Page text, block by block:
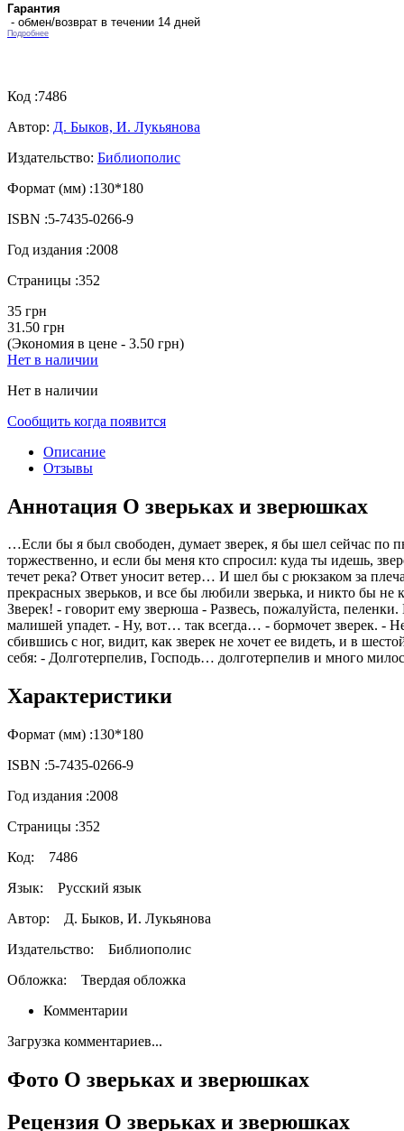
Гарантия
- обмен/возврат в течении 14 дней
Подробнее
Код :7486
Автор: Д. Быков, И. Лукьянова
Издательство: Библиополис
Формат (мм) :130*180
ISBN :5-7435-0266-9
Год издания :2008
Страницы :352
35 грн
31.50 грн
(Экономия в цене - 3.50 грн)
Нет в наличии
Нет в наличии
Сообщить когда появится
Описание
Отзывы
Аннотация О зверьках и зверюшках
…Если бы я был свободен, думает зверек, я бы шел сейчас по
торжественно, и если бы меня кто спросил: куда ты идешь,
течет река? Ответ уносит ветер… И шел бы с рюкзаком за
прекрасных зверьков, и все бы любили зверька, и никто бы
Зверек! - говорит ему зверюша - Развесь, пожалуйста,
малишей упадет. - Ну, вот… так всегда… - бормочет
сбившись с ног, видит, как зверек не хочет ее видеть, и в
себя: - Долготерпелив, Господь… долготерпелив и много
Характеристики
Формат (мм) :130*180
ISBN :5-7435-0266-9
Год издания :2008
Страницы :352
Код: 7486
Язык: Русский язык
Автор:
Д. Быков, И. Лукьянова
Издательство:
Библиополис
Обложка: Твердая обложка
Комментарии
Загрузка комментариев...
Фото О зверьках и зверюшках
Рецензия О зверьках и зверюшках